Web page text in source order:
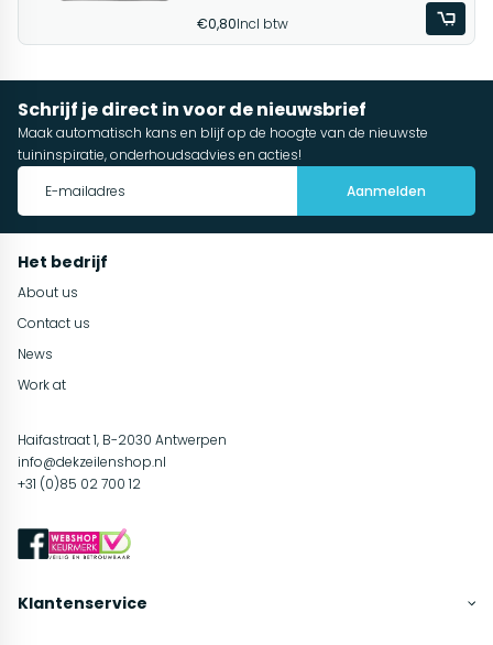
€0,80Incl btw
Schrijf je direct in voor de nieuwsbrief
Maak automatisch kans en blijf op de hoogte van de nieuwste
tuininspiratie, onderhoudsadvies en acties!
Aanmelden
Het bedrijf
About us
Contact us
News
Work at
Haifastraat 1, B-2030 Antwerpen
info@dekzeilenshop.nl
+31 (0)85 02 700 12
Klantenservice